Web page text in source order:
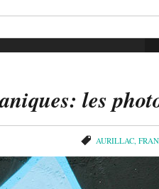
les
AURILLAC